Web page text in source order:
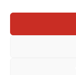
© 2025 Nouvel R
SITE